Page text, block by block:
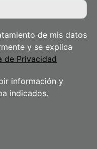
de mis datos
y se explica
de Privacidad
información y
indicados.